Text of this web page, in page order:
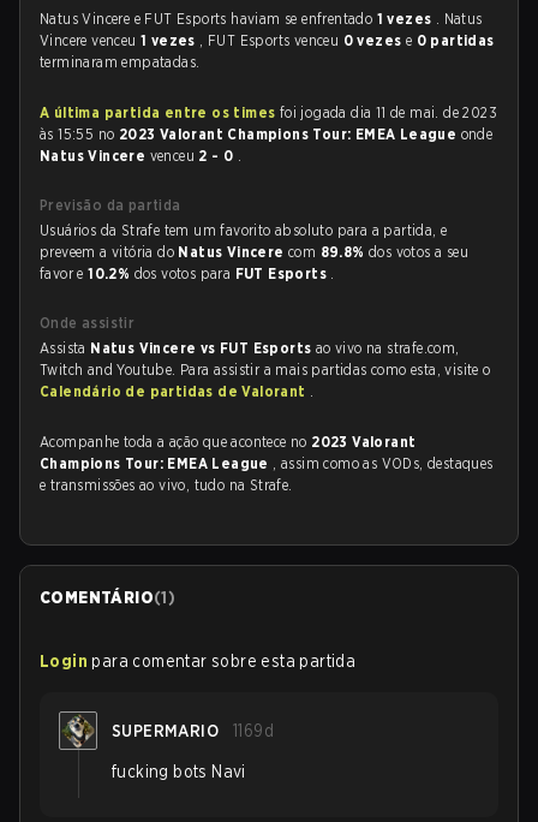
Natus Vincere e FUT Esports haviam se enfrentado 1 vezes . Natus
Vincere venceu1 vezes , FUT Esports venceu 0 vezes e 0 partidas
terminaram empatadas.
A última partida entre os times foi jogada dia 11 de mai. de 2023
às 15:55 no 2023 Valorant Champions Tour: EMEA League onde
Natus Vincere venceu 2 - 0 .
Previsão da partida
Usuários da Strafe tem um favorito absoluto para a partida, e
preveem a vitória do Natus Vincerecom 89.8%dos votos a seu
favor e10.2% dos votos para FUT Esports .
Onde assistir
Assista Natus Vincere vs FUT Esports ao vivo na strafe.com,
Twitch and Youtube. Para assistir a mais partidas como esta, visite o
Calendário de partidas de Valorant .
Acompanhe toda a ação que acontece no 2023 Valorant
Champions Tour: EMEA League , assim como as VODs, destaques
e transmissões ao vivo, tudo na Strafe.
COMENTÁRIO(1)
Login para comentar sobre esta partida
SUPERMARIO 1169d
fucking bots Navi